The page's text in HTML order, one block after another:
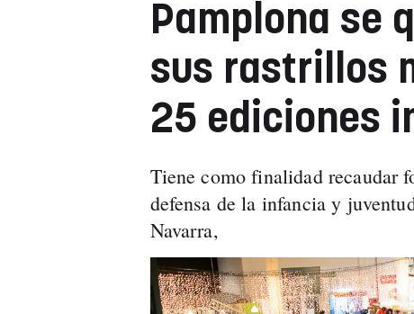
Pamplona se
sus rastrillos
25 ediciones
Tiene como finalidad recaudar
defensa de la infancia y
Navarra,